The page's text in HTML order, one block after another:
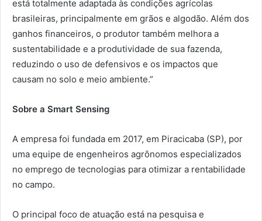
está totalmente adaptada às condições agrícolas
brasileiras, principalmente em grãos e algodão. Além dos
ganhos financeiros, o produtor também melhora a
sustentabilidade e a produtividade de sua fazenda,
reduzindo o uso de defensivos e os impactos que
causam no solo e meio ambiente.”
Sobre a Smart Sensing
A empresa foi fundada em 2017, em Piracicaba (SP), por
uma equipe de engenheiros agrônomos especializados
no emprego de tecnologias para otimizar a rentabilidade
no campo.
O principal foco de atuação está na pesquisa e